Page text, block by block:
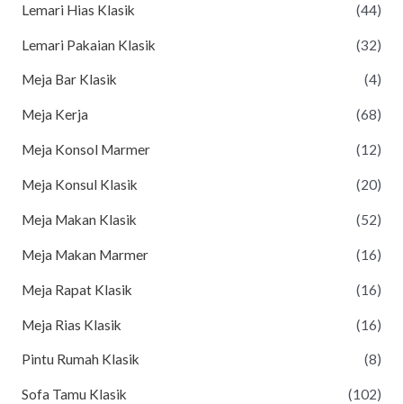
Lemari Hias Klasik (44)
Lemari Pakaian Klasik (32)
Meja Bar Klasik (4)
Meja Kerja (68)
Meja Konsol Marmer (12)
Meja Konsul Klasik (20)
Meja Makan Klasik (52)
Meja Makan Marmer (16)
Meja Rapat Klasik (16)
Meja Rias Klasik (16)
Pintu Rumah Klasik (8)
Sofa Tamu Klasik (102)